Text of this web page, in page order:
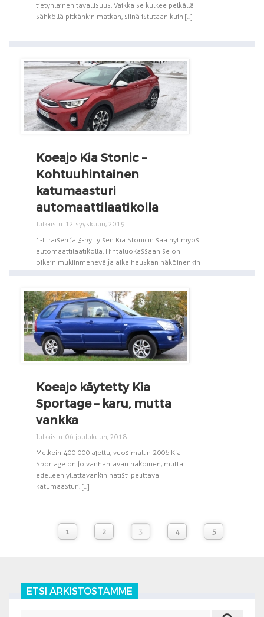
tietynlainen tavallisuus. Vaikka se kulkee pelkällä
sähköllä pitkänkin matkan, siinä istutaan kuin [...]
Koeajo Kia Stonic –
Kohtuuhintainen
katumaasturi
automaattilaatikolla
Julkaistu: 12 syyskuun, 2019
1-litraisen ja 3-pyttyisen Kia Stonicin saa nyt myös
automaattilaatikolla. Hintaluokassaan se on
oikein mukiinmenevä ja aika hauskan näköinenkin
Koeajo käytetty Kia
Sportage – karu, mutta
vankka
Julkaistu: 06 joulukuun, 2018
Melkein 400 000 ajettu, vuosimallin 2006 Kia
Sportage on jo vanhahtavan näköinen, mutta
edelleen yllättävänkin nätisti pelittävä
katumaasturi. [...]
1 2 3 4 5
ETSI ARKISTOSTAMME